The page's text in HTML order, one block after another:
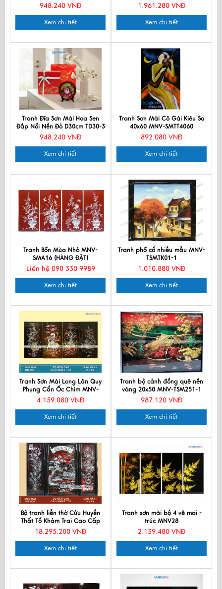
948.240 VNĐ
Xem chi tiết
1.961.280 VNĐ
Xem chi tiết
Tranh Đĩa Sơn Mài Hoa Sen
Đắp Nổi Nền Đỏ D30cm TD30-3
948.240 VNĐ
Xem chi tiết
Tranh Sơn Mài Cô Gái Kiêu Sa
40x60 MNV-SMTT4060
892.080 VNĐ
Xem chi tiết
Tranh Bốn Mùa Nhỏ MNV-
SMA16 (HÀNG ĐẶT)
Liên hệ 090 330 9989
Xem chi tiết
Tranh phố cổ nhiều mẫu MNV-
TSMTK01-1
1.010.880 VNĐ
Xem chi tiết
Tranh Sơn Mài Long Lân Quy
Phụng Cẩn Ốc Chìm MNV-
TSM367-11
4.159.080 VNĐ
Xem chi tiết
Tranh bộ cảnh đồng quê nền
vàng 20x50 MNV-TSM251-1
987.120 VNĐ
Xem chi tiết
Bộ tranh liễn thờ Cửu Huyền
Thất Tổ Khảm Trai Cao Cấp
Màu Nâu MNV SMA195-5
18.295.200 VNĐ
Xem chi tiết
Tranh sơn mài bộ 4 vẽ mai -
trúc MNV28
2.139.480 VNĐ
Xem chi tiết